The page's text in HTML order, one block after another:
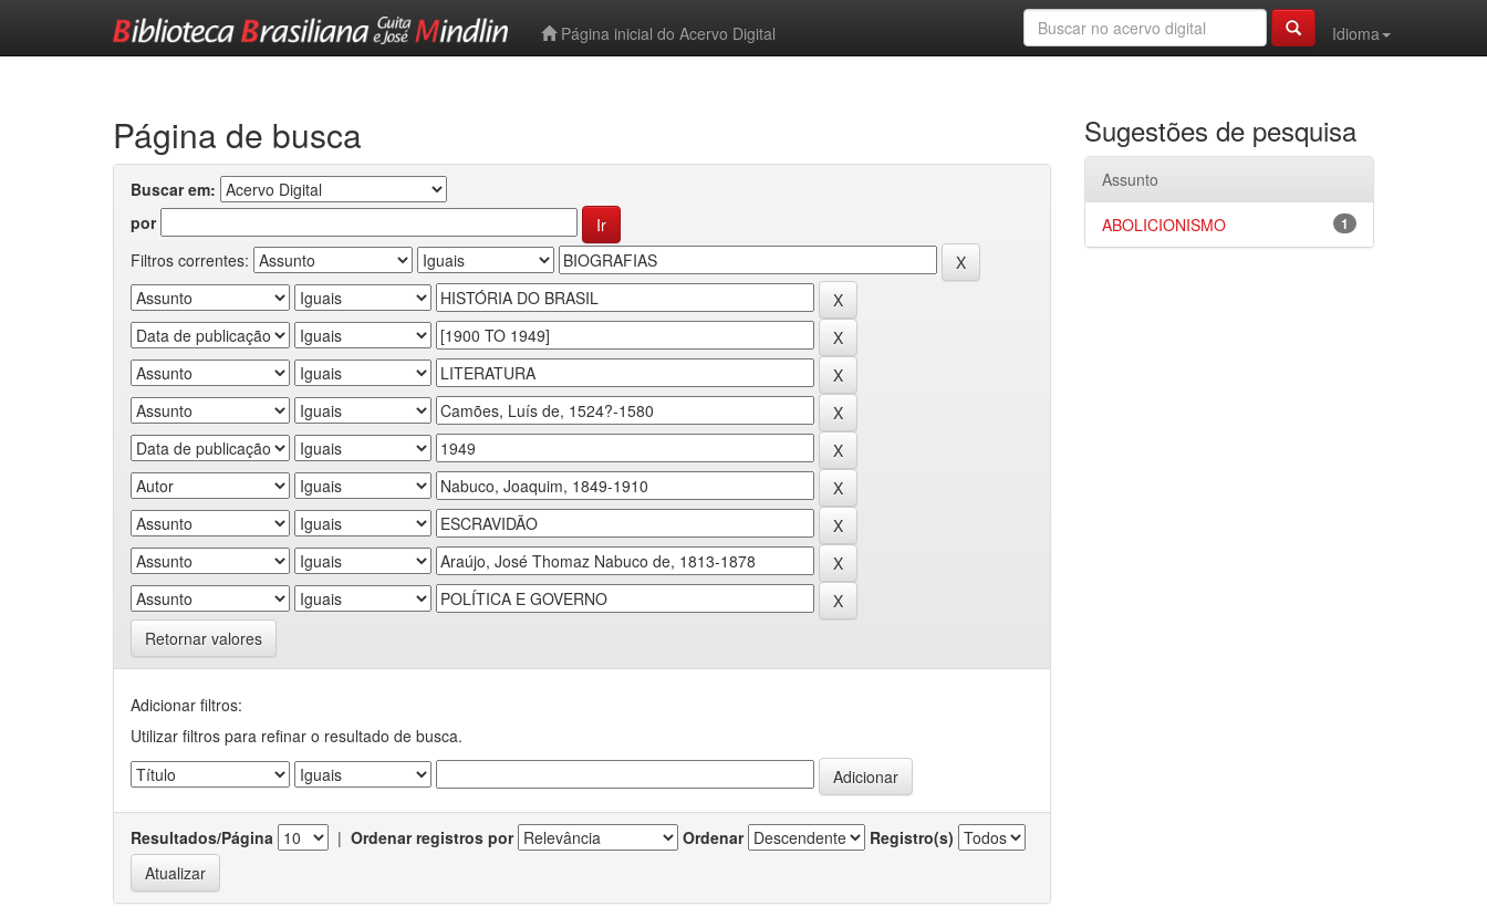
Página inicial do Acervo Digital
Idioma
Página de busca
Buscar em:
por
Filtros correntes:
Retornar valores
Adicionar filtros:
Utilizar filtros para refinar o resultado de busca.
Resultados/Página | Ordenar registros por Ordenar Registro(s)
Sugestões de pesquisa
Assunto
1
ABOLICIONISMO